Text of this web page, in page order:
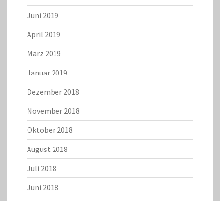
Juni 2019
April 2019
März 2019
Januar 2019
Dezember 2018
November 2018
Oktober 2018
August 2018
Juli 2018
Juni 2018